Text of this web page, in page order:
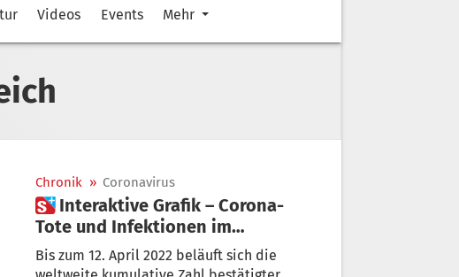
Videos Events Mehr
Chronik » Coronavirus
 Interaktive Grafik – Corona-
Tote und Infektionen im
internationalen Vergleich
Bis zum 12. April 2022 beläuft sich die